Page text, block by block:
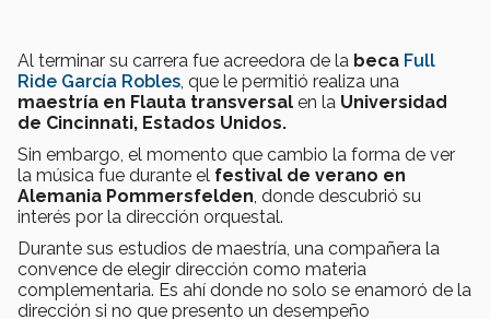
Al terminar su carrera fue acreedora de la beca Full
Ride García Robles, que le permitió realiza una
maestría en Flauta transversal en la Universidad
de Cincinnati, Estados Unidos.
Sin embargo, el momento que cambio la forma de ver
la música fue durante el festival de verano en
Alemania Pommersfelden, donde descubrió su
interés por la dirección orquestal.
Durante sus estudios de maestría, una compañera la
convence de elegir dirección como materia
complementaria. Es ahí donde no solo se enamoró de la
dirección si no que presento un desempeño